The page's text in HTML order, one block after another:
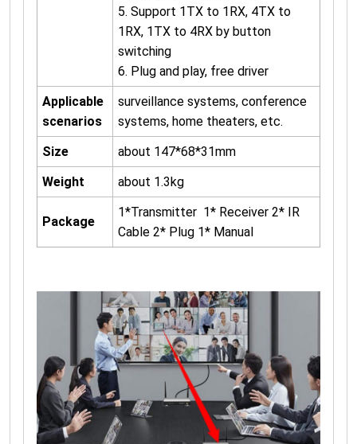
5. Support 1TX to 1RX, 4TX to
1RX, 1TX to 4RX by button
switching
6. Plug and play, free driver
Applicable
scenarios
surveillance systems, conference
systems, home theaters, etc.
Size
about 147*68*31mm
Weight
about 1.3kg
Package
1*Transmitter 1* Receiver 2* IR
Cable 2* Plug 1* Manual